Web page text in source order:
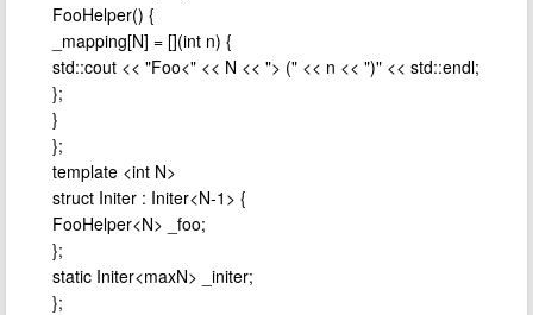
FooHelper() {
_mapping[N] = [](int n) {
std::cout << "Foo<" << N << "> (" << n << ")" << std::endl;
};
}
};
template <int N>
struct Initer : Initer<N-1> {
FooHelper<N> _foo;
};
static Initer<maxN> _initer;
};